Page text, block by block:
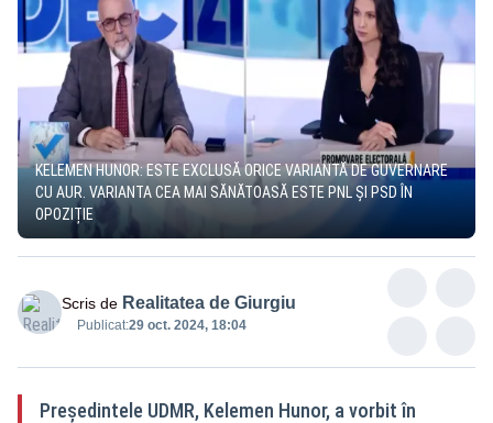
KELEMEN HUNOR: ESTE EXCLUSĂ ORICE VARIANTĂ DE GUVERNARE
CU AUR. VARIANTA CEA MAI SĂNĂTOASĂ ESTE PNL ȘI PSD ÎN
OPOZIȚIE
Scris de Realitatea de Giurgiu
Publicat:29 oct. 2024, 18:04
Președintele UDMR, Kelemen Hunor, a vorbit în